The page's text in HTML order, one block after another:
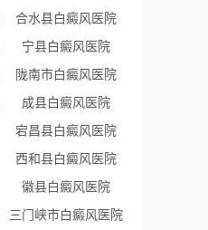
合水县白癜风医院
宁县白癜风医院
陇南市白癜风医院
成县白癜风医院
宕昌县白癜风医院
西和县白癜风医院
徽县白癜风医院
三门峡市白癜风医院